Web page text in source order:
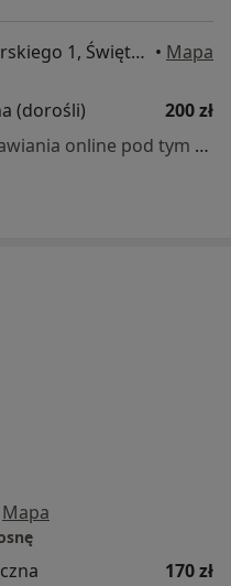
Generała Władysława Sikorskiego 1, Świętochłowice • Mapa
(dorośli)
200 zł
Specjalista nie oferuje umawiania online pod tym adresem.
Mapa
170 zł